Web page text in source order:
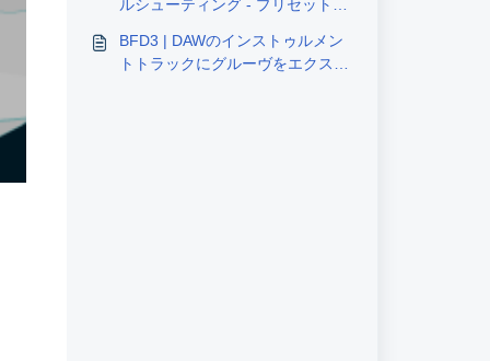
ルシューティング - プリセットの
BFD3 | DAWのインストゥルメン
トトラックにグルーヴをエクスポ